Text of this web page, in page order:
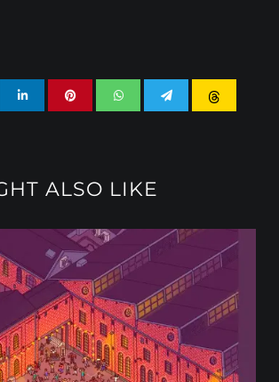
ALSO LIKE